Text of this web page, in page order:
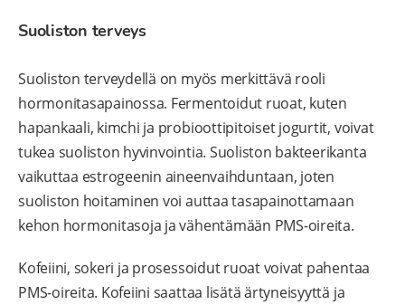
Suoliston terveys
Suoliston terveydellä on myös merkittävä rooli
hormonitasapainossa. Fermentoidut ruoat, kuten
hapankaali, kimchi ja probioottipitoiset jogurtit, voivat
tukea suoliston hyvinvointia. Suoliston bakteerikanta
vaikuttaa estrogeenin aineenvaihduntaan, joten
suoliston hoitaminen voi auttaa tasapainottamaan
kehon hormonitasoja ja vähentämään PMS-oireita.
Kofeiini, sokeri ja prosessoidut ruoat voivat pahentaa
PMS-oireita. Kofeiini saattaa lisätä ärtyneisyyttä ja